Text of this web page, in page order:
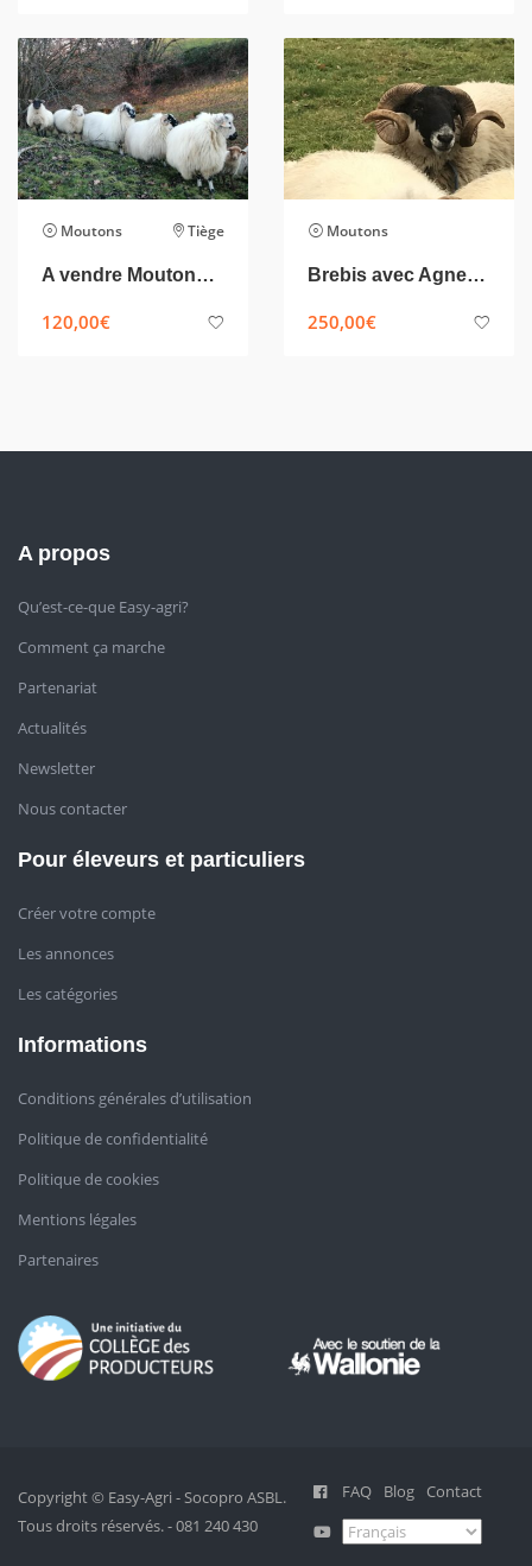
Moutons Tiège
A vendre Moutons Blackface pure race et croisé Nez Noirs du Valais
120,00€
Moutons
Brebis avec Agneau à vendre
250,00€
A propos
Qu’est-ce-que Easy-agri?
Comment ça marche
Partenariat
Actualités
Newsletter
Nous contacter
Pour éleveurs et particuliers
Créer votre compte
Les annonces
Les catégories
Informations
Conditions générales d’utilisation
Politique de confidentialité
Politique de cookies
Mentions légales
Partenaires
Copyright © Easy-Agri - Socopro ASBL.
Tous droits réservés. - 081 240 430
FAQ Blog Contact